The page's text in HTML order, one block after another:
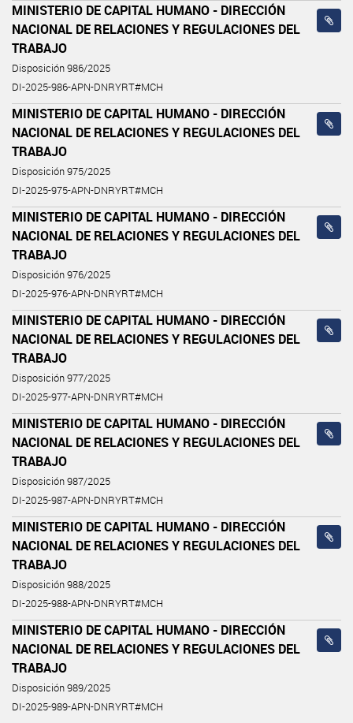
MINISTERIO DE CAPITAL HUMANO - DIRECCIÓN
NACIONAL DE RELACIONES Y REGULACIONES DEL
TRABAJO
Disposición 986/2025
DI-2025-986-APN-DNRYRT#MCH
MINISTERIO DE CAPITAL HUMANO - DIRECCIÓN
NACIONAL DE RELACIONES Y REGULACIONES DEL
TRABAJO
Disposición 975/2025
DI-2025-975-APN-DNRYRT#MCH
MINISTERIO DE CAPITAL HUMANO - DIRECCIÓN
NACIONAL DE RELACIONES Y REGULACIONES DEL
TRABAJO
Disposición 976/2025
DI-2025-976-APN-DNRYRT#MCH
MINISTERIO DE CAPITAL HUMANO - DIRECCIÓN
NACIONAL DE RELACIONES Y REGULACIONES DEL
TRABAJO
Disposición 977/2025
DI-2025-977-APN-DNRYRT#MCH
MINISTERIO DE CAPITAL HUMANO - DIRECCIÓN
NACIONAL DE RELACIONES Y REGULACIONES DEL
TRABAJO
Disposición 987/2025
DI-2025-987-APN-DNRYRT#MCH
MINISTERIO DE CAPITAL HUMANO - DIRECCIÓN
NACIONAL DE RELACIONES Y REGULACIONES DEL
TRABAJO
Disposición 988/2025
DI-2025-988-APN-DNRYRT#MCH
MINISTERIO DE CAPITAL HUMANO - DIRECCIÓN
NACIONAL DE RELACIONES Y REGULACIONES DEL
TRABAJO
Disposición 989/2025
DI-2025-989-APN-DNRYRT#MCH